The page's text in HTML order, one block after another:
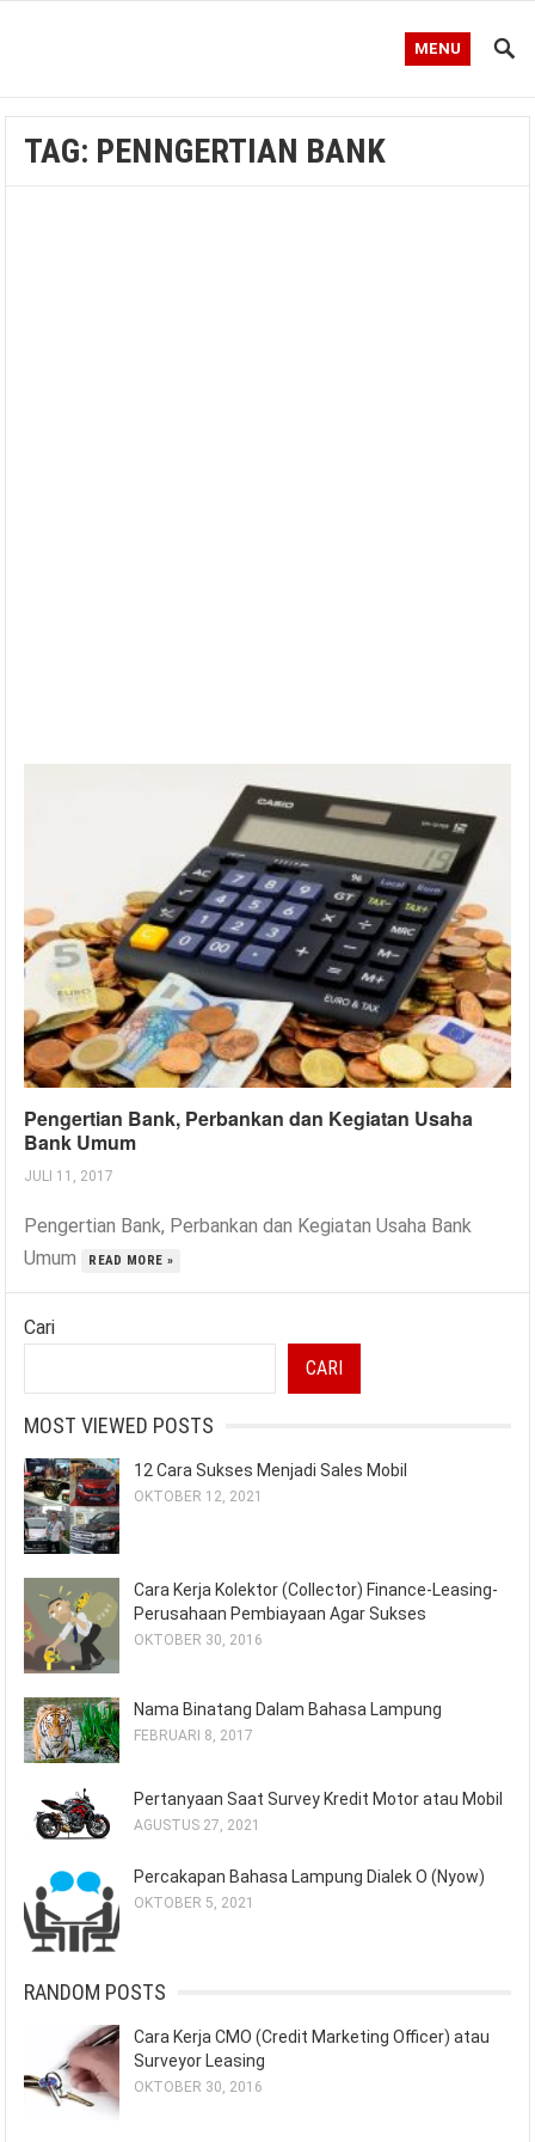
MENU
TAG: PENNGERTIAN BANK
Pengertian Bank, Perbankan dan Kegiatan Usaha
Bank Umum
JULI 11, 2017
Pengertian Bank, Perbankan dan Kegiatan Usaha Bank
Umum
READ MORE »
Cari
CARI
MOST VIEWED POSTS
12 Cara Sukses Menjadi Sales Mobil
OKTOBER 12, 2021
Cara Kerja Kolektor (Collector) Finance-Leasing-
Perusahaan Pembiayaan Agar Sukses
OKTOBER 30, 2016
Nama Binatang Dalam Bahasa Lampung
FEBRUARI 8, 2017
Pertanyaan Saat Survey Kredit Motor atau Mobil
AGUSTUS 27, 2021
Percakapan Bahasa Lampung Dialek O (Nyow)
OKTOBER 5, 2021
RANDOM POSTS
Cara Kerja CMO (Credit Marketing Officer) atau
Surveyor Leasing
OKTOBER 30, 2016